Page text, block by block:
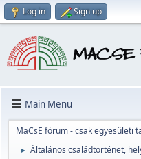
Log in Sign up
Main Menu
MaCsE fórum - csak egyesületi
► Általános családtörténet,